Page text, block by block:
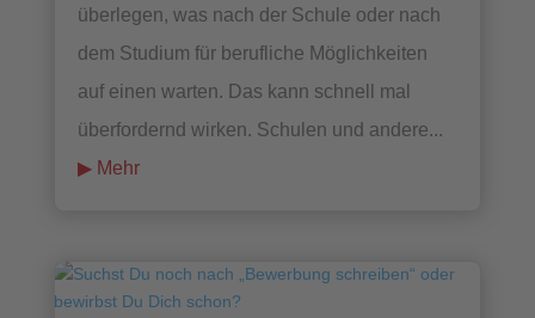
überlegen, was nach der Schule oder nach
dem Studium für berufliche Möglichkeiten
auf einen warten. Das kann schnell mal
überfordernd wirken. Schulen und andere...
mehr lesen